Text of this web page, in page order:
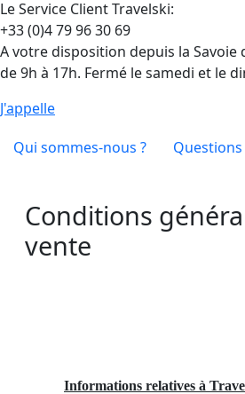
Le Service Client Travelski:
+33 (0)4 79 96 30 69
A votre disposition depuis la Savoie
de 9h à 17h. Fermé le samedi et le
J'appelle
Qui sommes-nous ?
Conditions
vente
Informations relatives à